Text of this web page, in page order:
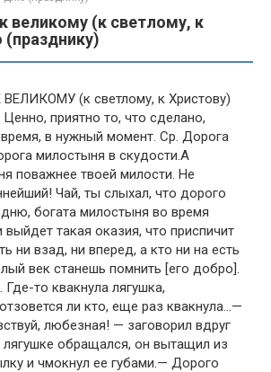
великому (к светлому, к
(к светлому, к Христову)
приятно то, что сделано,
в нужный момент. Ср. Дорога
милостыня в скудости.А
поважнее твоей милости. Не
Чай, ты слыхал, что дорого
богата милостыня во время
такая оказия, что приспичит
ни взад, ни вперед, а кто ни на есть
век станешь помнить [его добро].
то квакнула лягушка,
ли кто, еще раз квакнула…—
любезная! — заговорил вдруг
обращался, он вытащил из
и чмокнул ее губами.— Дорого